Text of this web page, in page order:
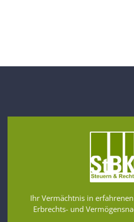
Ihr Vermächtnis in
Erbrechts- und